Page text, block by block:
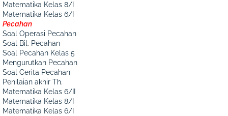
Matematika Kelas 8/I
Matematika Kelas 6/I
Pecahan
Soal Operasi Pecahan
Soal Bil. Pecahan
Soal Pecahan Kelas 5
Mengurutkan Pecahan
Soal Cerita Pecahan
Penilaian akhir Th.
Matematika Kelas 6/II
Matematika Kelas 8/I
Matematika Kelas 6/I